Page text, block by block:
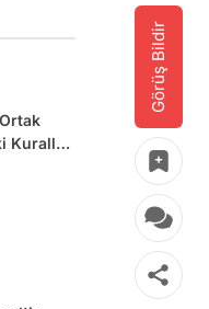
Görüş Bildir
Kurallar